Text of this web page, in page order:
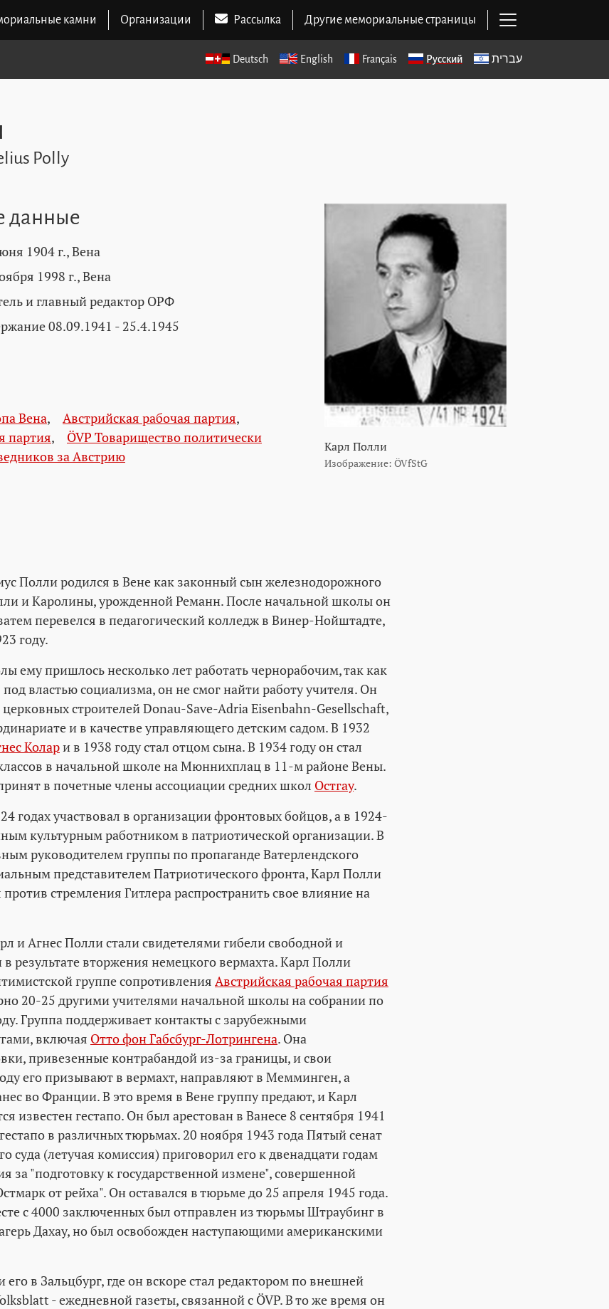
камни Организации Рассылка Другие мемориальные страницы
Deutsch English Français Русский עברית
Polly
Карл Полли
Изображение: ÖVfStG
данные
1904 г., Вена
1998 г., Вена
и главный редактор ОРФ
08.09.1941 - 25.4.1945
Вена, Австрийская рабочая партия,
партия, ÖVP Товарищество политически
за Австрию
Полли родился в Вене как законный сын железнодорожного
и Каролины, урожденной Реманн. После начальной школы он
перевелся в педагогический колледж в Винер-Нойштадте,
году.
ему пришлось несколько лет работать чернорабочим, так как
властью социализма, он не смог найти работу учителя. Он
строителей Donau-Save-Adria Eisenbahn-Gesellschaft,
и в качестве управляющего детским садом. В 1932
Колари в 1938 году стал отцом сына. В 1934 году он стал
в начальной школе на Мюннихплац в 11-м районе Вены.
в почетные члены ассоциации средних школ Остгау.
годах участвовал в организации фронтовых бойцов, а в 1924-
культурным работником в патриотической организации. В
руководителем группы по пропаганде Ватерлендского
представителем Патриотического фронта, Карл Полли
стремления Гитлера распространить свое влияние на
и Агнес Полли стали свидетелями гибели свободной и
результате вторжения немецкого вермахта. Карл Полли
группе сопротивления Австрийская рабочая партия
20-25 другими учителями начальной школы на собрании по
Группа поддерживает контакты с зарубежными
включая Отто фон Габсбург-Лотрингена. Она
привезенные контрабандой из-за границы, и свои
его призывают в вермахт, направляют в Мемминген, а
во Франции. В это время в Вене группу предают, и Карл
известен гестапо. Он был арестован в Ванесе 8 сентября 1941
в различных тюрьмах. 20 ноября 1943 года Пятый сенат
суда (летучая комиссия) приговорил его к двенадцати годам
за "подготовку к государственной измене", совершенной
от рейха". Он оставался в тюрьме до 25 апреля 1945 года.
с 4000 заключенных был отправлен из тюрьмы Штраубинг в
Дахау, но был освобожден наступающими американскими
в Зальцбург, где он вскоре стал редактором по внешней
- ежедневной газеты, связанной с ÖVP. В то же время он